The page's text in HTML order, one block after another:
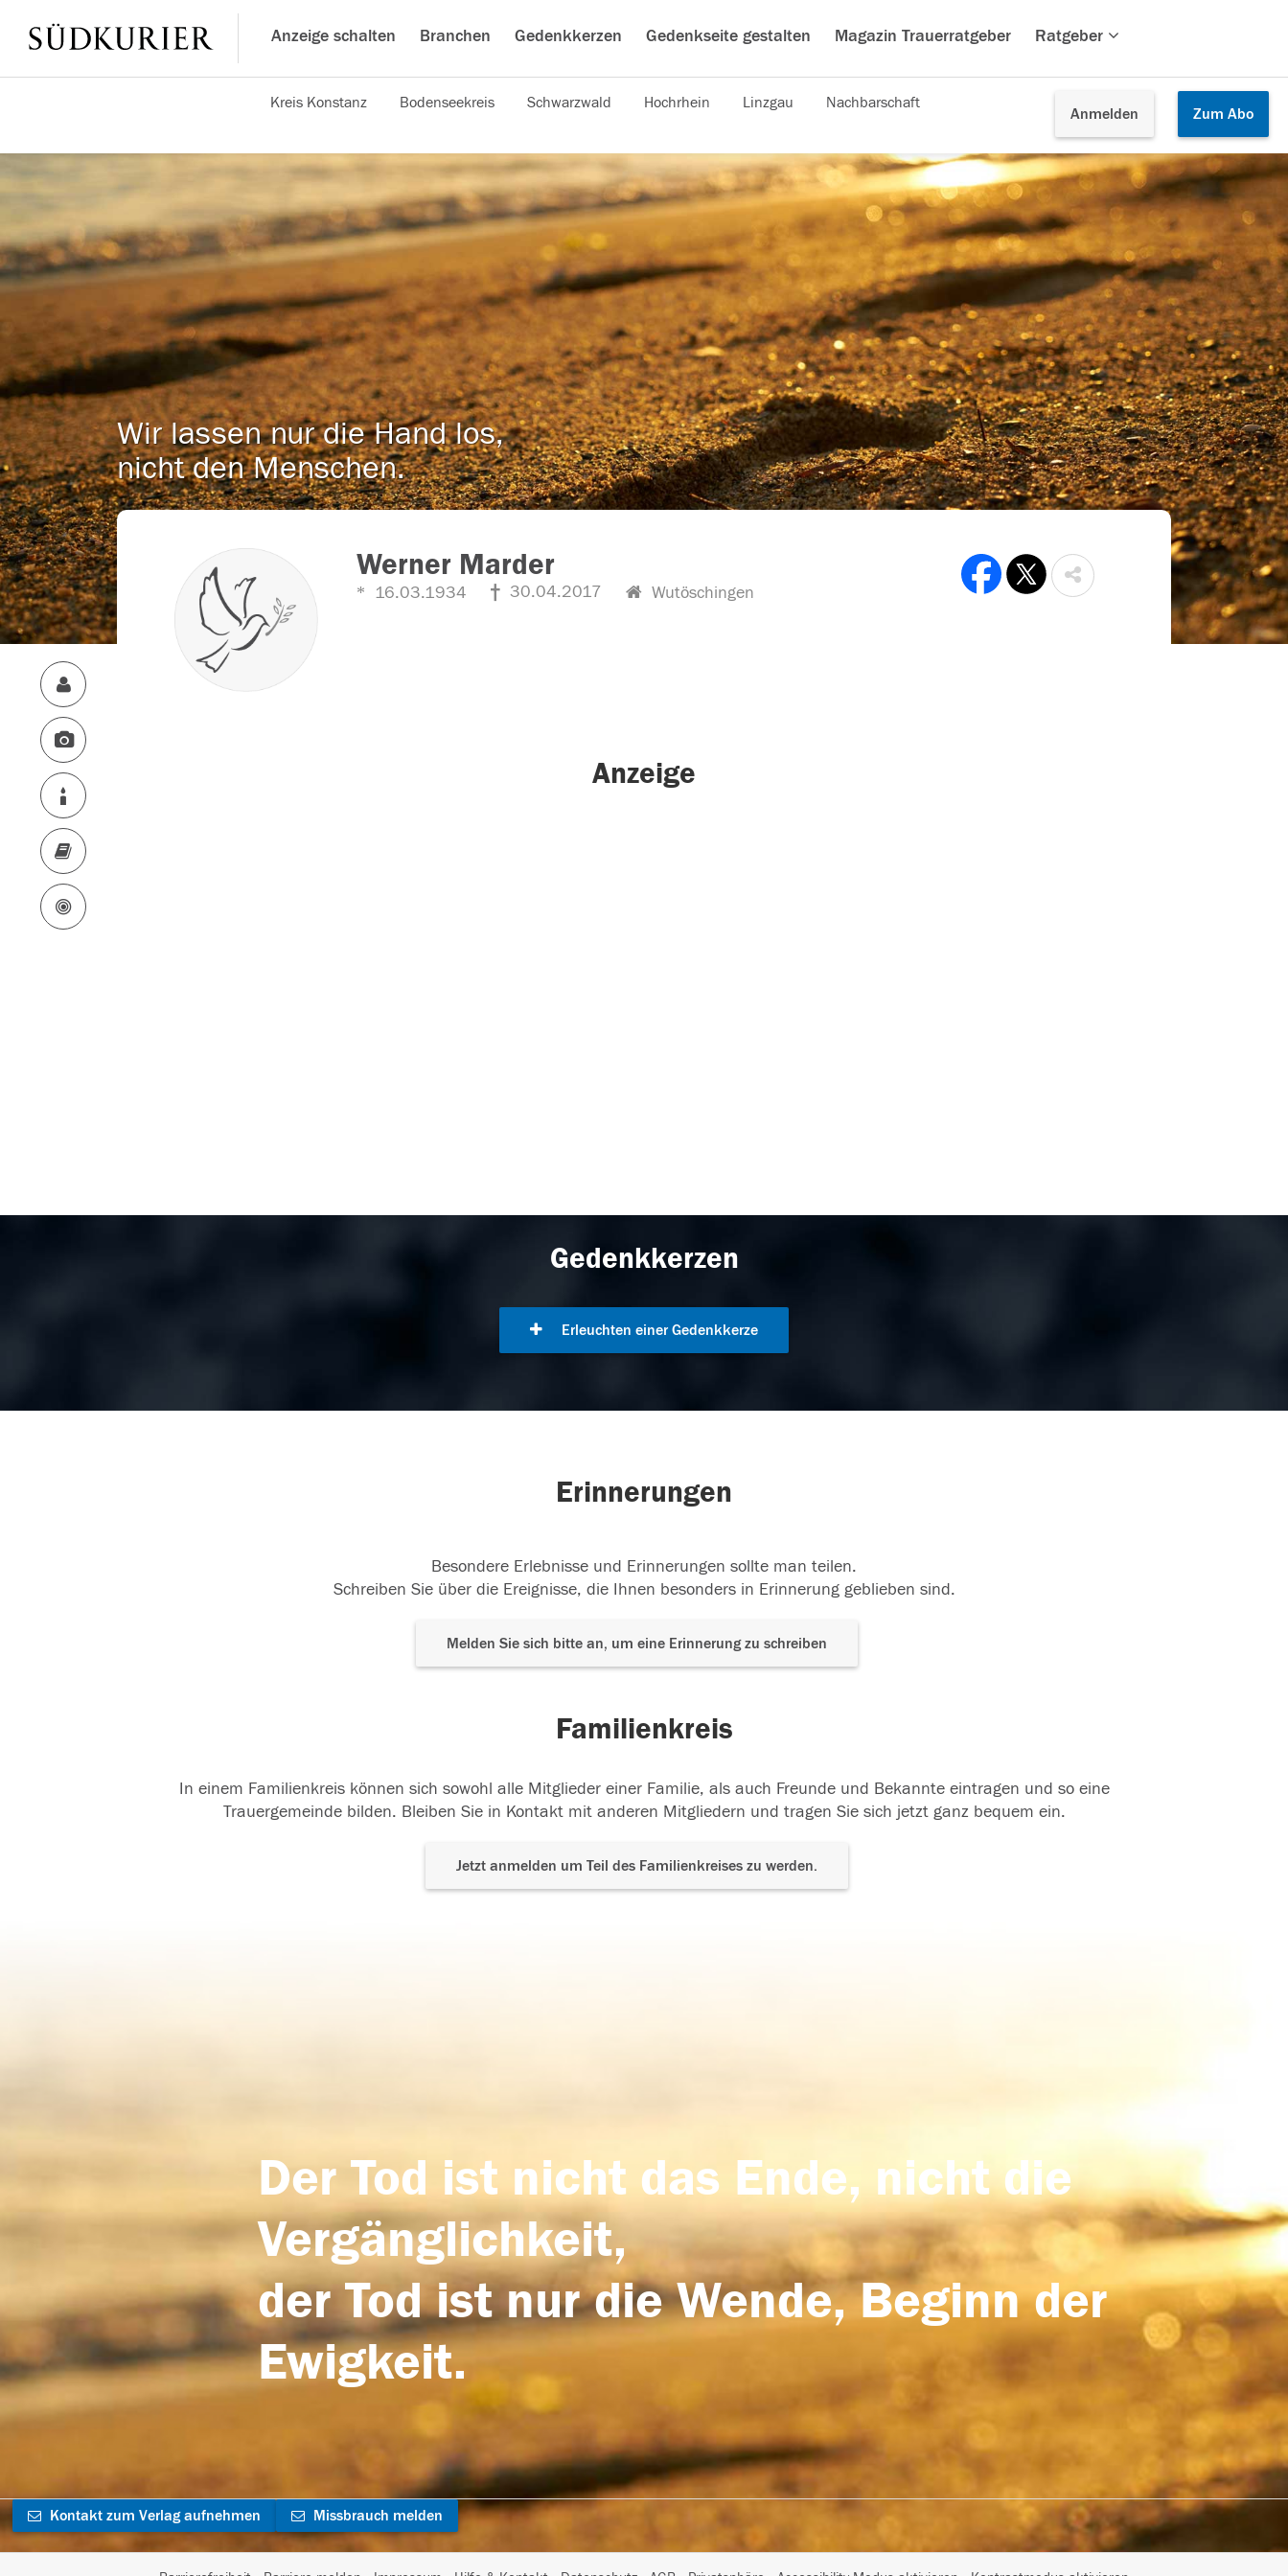
Anzeige schalten Branchen Gedenkkerzen Gedenkseite gestalten Magazin Trauerratgeber Ratgeber
Anmelden Zum Abo
Kreis Konstanz Bodenseekreis Schwarzwald Hochrhein Linzgau Nachbarschaft
Wir lassen nur die Hand los,
nicht den Menschen.
Werner Marder
16.03.1934 30.04.2017 Wutöschingen
Anzeige
Gedenkkerzen
Erleuchten einer Gedenkkerze
Erinnerungen
Besondere Erlebnisse und Erinnerungen sollte man teilen.
Schreiben Sie über die Ereignisse, die Ihnen besonders in Erinnerung geblieben sind.
Melden Sie sich bitte an, um eine Erinnerung zu schreiben
Familienkreis
In einem Familienkreis können sich sowohl alle Mitglieder einer Familie, als auch Freunde und Bekannte eintragen und so eine
Trauergemeinde bilden. Bleiben Sie in Kontakt mit anderen Mitgliedern und tragen Sie sich jetzt ganz bequem ein.
Jetzt anmelden um Teil des Familienkreises zu werden.
Der Tod ist nicht das Ende, nicht die
Vergänglichkeit,
der Tod ist nur die Wende, Beginn der
Ewigkeit.
Kontakt zum Verlag aufnehmen Missbrauch melden